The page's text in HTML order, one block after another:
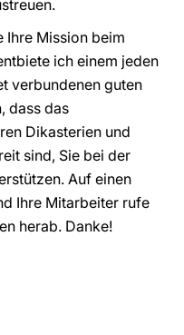
Ihre Mission beim
ich einem jeden
verbundenen guten
dass das
Dikasterien und
sind, Sie bei der
Auf einen
Ihre Mitarbeiter rufe
herab. Danke!